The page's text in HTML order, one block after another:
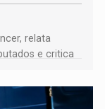
relata
e critica